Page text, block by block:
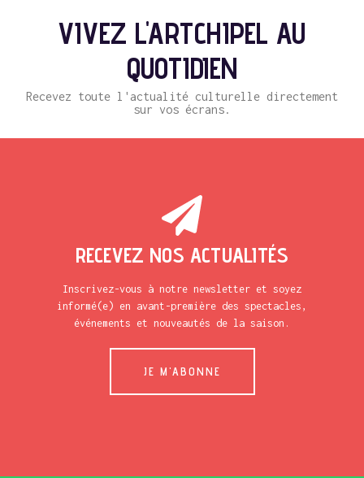
VIVEZ L'ARTCHIPEL AU
QUOTIDIEN
Recevez toute l'actualité culturelle directement
sur vos écrans.
RECEVEZ NOS ACTUALITÉS
Inscrivez-vous à notre newsletter et soyez
informé(e) en avant-première des spectacles,
événements et nouveautés de la saison.
JE M'ABONNE